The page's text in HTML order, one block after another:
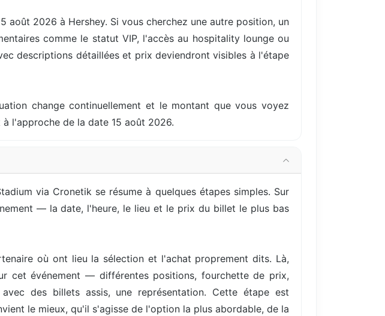
août 2026 à Hershey. Si vous cherchez une autre position, un
comme le statut VIP, l'accès au hospitality lounge ou
descriptions détaillées et prix deviendront visibles à l'étape
change continuellement et le montant que vous voyez
l'approche de la date 15 août 2026.
via Cronetik se résume à quelques étapes simples. Sur
— la date, l'heure, le lieu et le prix du billet le plus bas
où ont lieu la sélection et l'achat proprement dits. Là,
cet événement — différentes positions, fourchette de prix,
des billets assis, une représentation. Cette étape est
le mieux, qu'il s'agisse de l'option la plus abordable, de la